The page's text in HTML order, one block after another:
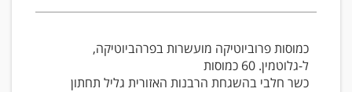
כמוסות פרוביוטיקה מועשרות בפרהביוטיקה,
ל-גלוטמין. 60 כמוסות
כשר חלבי בהשגחת הרבנות האזורית גליל תחתון